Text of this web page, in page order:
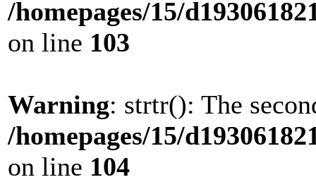
/homepages/15/
on line 103
Warning: strtr(): The
/homepages/15/
on line 104